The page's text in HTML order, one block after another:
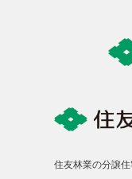
住友林業の分譲